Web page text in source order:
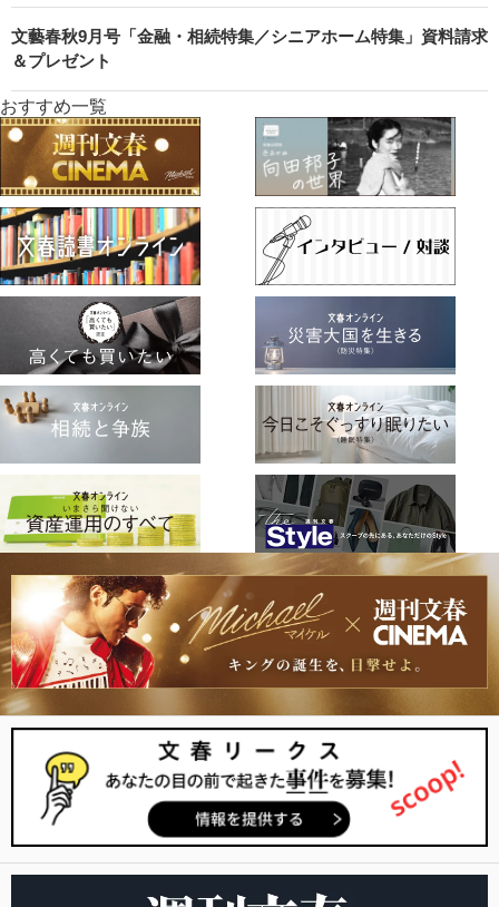
文藝春秋9月号「金融・相続特集／シニアホーム特集」資料請求
＆プレゼント
おすすめ一覧